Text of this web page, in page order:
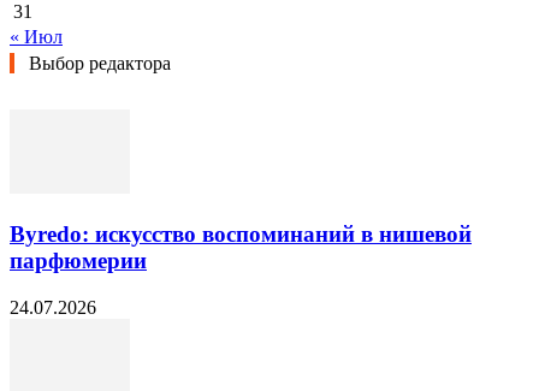
31
« Июл
Выбор редактора
Byredo: искусство воспоминаний в нишевой
парфюмерии
24.07.2026